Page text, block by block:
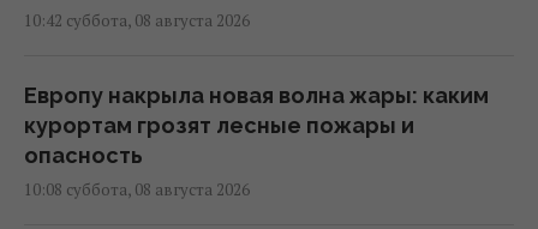
10:42 суббота, 08 августа 2026
Европу накрыла новая волна жары: каким
курортам грозят лесные пожары и
опасность
10:08 суббота, 08 августа 2026